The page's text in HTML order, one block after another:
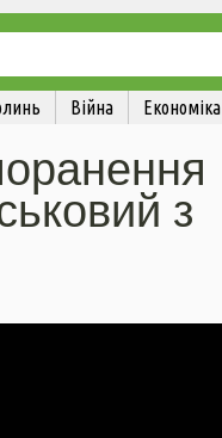
Війна Економіка
з